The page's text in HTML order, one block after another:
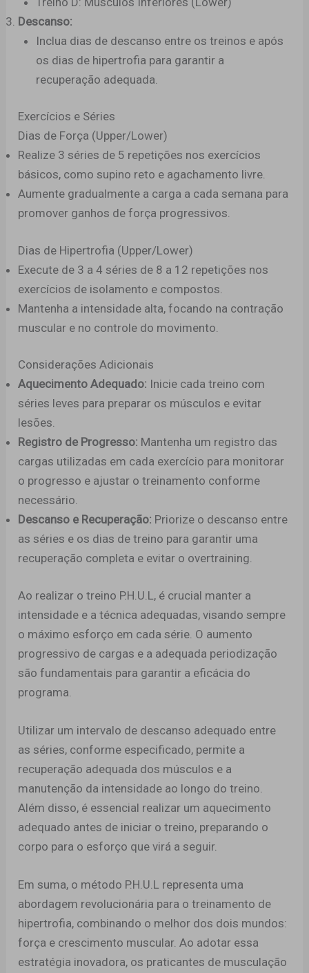
Descanso:
Inclua dias de descanso entre os treinos e após
os dias de hipertrofia para garantir a
recuperação adequada.
Exercícios e Séries
Dias de Força (Upper/Lower)
Realize 3 séries de 5 repetições nos exercícios
básicos, como supino reto e agachamento livre.
Aumente gradualmente a carga a cada semana para
promover ganhos de força progressivos.
Dias de Hipertrofia (Upper/Lower)
Execute de 3 a 4 séries de 8 a 12 repetições nos
exercícios de isolamento e compostos.
Mantenha a intensidade alta, focando na contração
muscular e no controle do movimento.
Considerações Adicionais
Aquecimento Adequado: Inicie cada treino com
séries leves para preparar os músculos e evitar
lesões.
Registro de Progresso: Mantenha um registro das
cargas utilizadas em cada exercício para monitorar
o progresso e ajustar o treinamento conforme
necessário.
Descanso e Recuperação: Priorize o descanso entre
as séries e os dias de treino para garantir uma
recuperação completa e evitar o overtraining.
Ao realizar o treino P.H.U.L, é crucial manter a
intensidade e a técnica adequadas, visando sempre
o máximo esforço em cada série. O aumento
progressivo de cargas e a adequada periodização
são fundamentais para garantir a eficácia do
programa.
Utilizar um intervalo de descanso adequado entre
as séries, conforme especificado, permite a
recuperação adequada dos músculos e a
manutenção da intensidade ao longo do treino.
Além disso, é essencial realizar um aquecimento
adequado antes de iniciar o treino, preparando o
corpo para o esforço que virá a seguir.
Em suma, o método P.H.U.L representa uma
abordagem revolucionária para o treinamento de
hipertrofia, combinando o melhor dos dois mundos:
força e crescimento muscular. Ao adotar essa
estratégia inovadora, os praticantes de musculação